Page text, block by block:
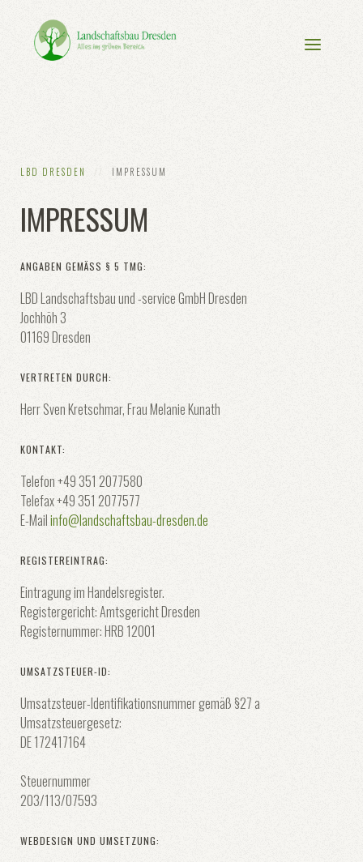
LBD DRESDEN IMPRESSUM
IMPRESSUM
ANGABEN GEMÄSS § 5 TMG:
LBD Landschaftsbau und -service GmbH Dresden
Jochhöh 3
01169 Dresden
VERTRETEN DURCH:
Herr Sven Kretschmar, Frau Melanie Kunath
KONTAKT:
Telefon +49 351 2077580
Telefax +49 351 2077577
E-Mailinfo@landschaftsbau-dresden.de
REGISTEREINTRAG:
Eintragung im Handelsregister.
Registergericht: Amtsgericht Dresden
Registernummer: HRB 12001
UMSATZSTEUER-ID:
Umsatzsteuer-Identifikationsnummer gemäß §27 a
Umsatzsteuergesetz:
DE 172417164
Steuernummer
203/113/07593
WEBDESIGN UND UMSETZUNG: